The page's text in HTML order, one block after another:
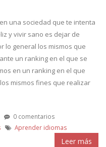
una sociedad que te intenta
y vivir sano es dejar de
lo general los mismos que
un ranking en el que se
en un ranking en el que
mismos fines que realizar
0 comentarios
Aprender idiomas
Leer más